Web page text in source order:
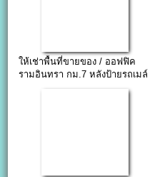
ให้เช่าพื้นที่ขายของ / ออฟฟิค
รามอินทรา กม.7 หลังป้ายรถเมล์